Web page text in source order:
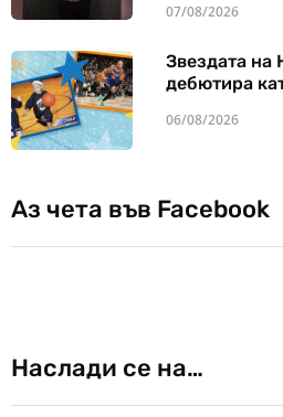
07/08/2026
Звездата
дебютира
06/08/2026
Аз чета във Facebook
Наслади се на…